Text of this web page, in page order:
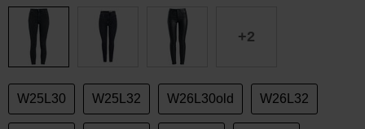
tu
talla
+2
W25L30 W25L32 W26L30old W26L32